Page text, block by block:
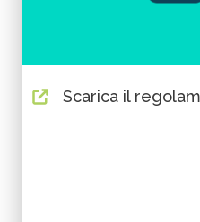
Scarica il